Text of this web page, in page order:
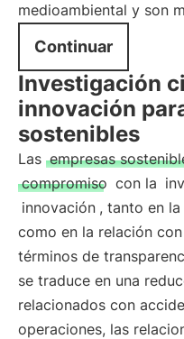
medioambiental y son
Continuar
Investigación
innovación
sostenibles
Las empresas
compromiso con la
innovación , tanto en
como en la relación
términos de
se traduce en una
relacionados con
operaciones, las